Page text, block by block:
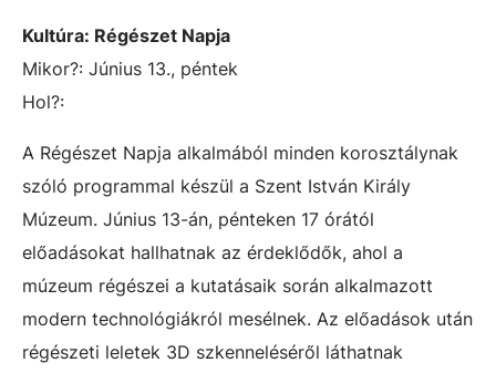
Kultúra: Régészet Napja
Mikor?: Június 13., péntek
Hol?:
A Régészet Napja alkalmából minden korosztálynak
szóló programmal készül a Szent István Király
Múzeum. Június 13-án, pénteken 17 órától
előadásokat hallhatnak az érdeklődők, ahol a
múzeum régészei a kutatásaik során alkalmazott
modern technológiákról mesélnek. Az előadások után
régészeti leletek 3D szkenneléséről láthatnak